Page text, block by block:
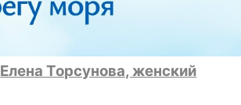
Елена Торсунова, женский